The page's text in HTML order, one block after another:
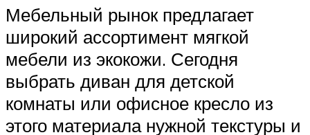
Мебельный рынок предлагает
широкий ассортимент мягкой
мебели из экокожи. Сегодня
выбрать диван для детской
комнаты или офисное кресло из
этого материала нужной текстуры и